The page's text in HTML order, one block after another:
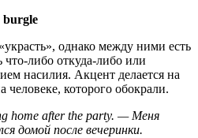
однако между ними есть
либо откуда-либо или
насилия. Акцент делается на
человеке, которого обокрали.
home after the party. — Меня
домой после вечеринки.